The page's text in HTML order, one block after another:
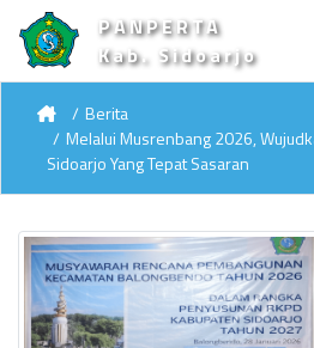
PANPERTA
Kab. Sidoarjo
Berita
Melalui Musrenbang 2026,
Sidoarjo Yang Tepat Sasaran